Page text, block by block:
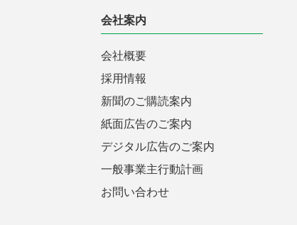
会社案内
会社概要
採用情報
新聞のご購読案内
紙面広告のご案内
デジタル広告のご案内
一般事業主行動計画
お問い合わせ